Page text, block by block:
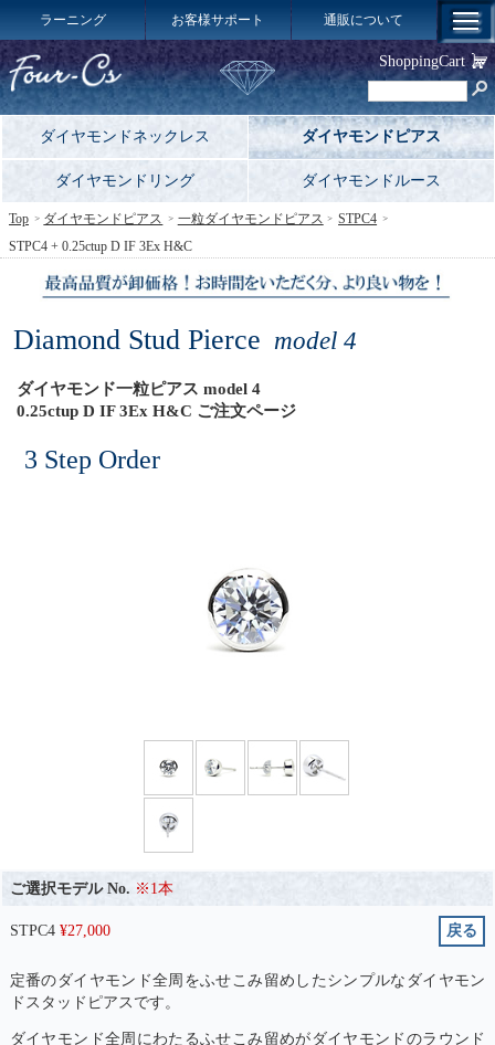
ラーニング お客様サポート 通販について
ダイヤモンドネックレス ダイヤモンドピアス
ダイヤモンドリング ダイヤモンドルース
Diamond Stud Pierce model 4
ダイヤモンド一粒ピアス model 4
0.25ctup D IF 3Ex H&C ご注文ページ
3 Step Order
ご選択モデル No. ※1本
STPC4 ¥27,000 戻る
定番のダイヤモンド全周をふせこみ留めしたシンプルなダイヤモン
ドスタッドピアスです。
ダイヤモンド全周にわたるふせこみ留めがダイヤモンドのラウンド
Top ダイヤモンドピアス 一粒ダイヤモンドピアス
STPC4
STPC4 + 0.25ctup D IF 3Ex H&C
ShoppingCart